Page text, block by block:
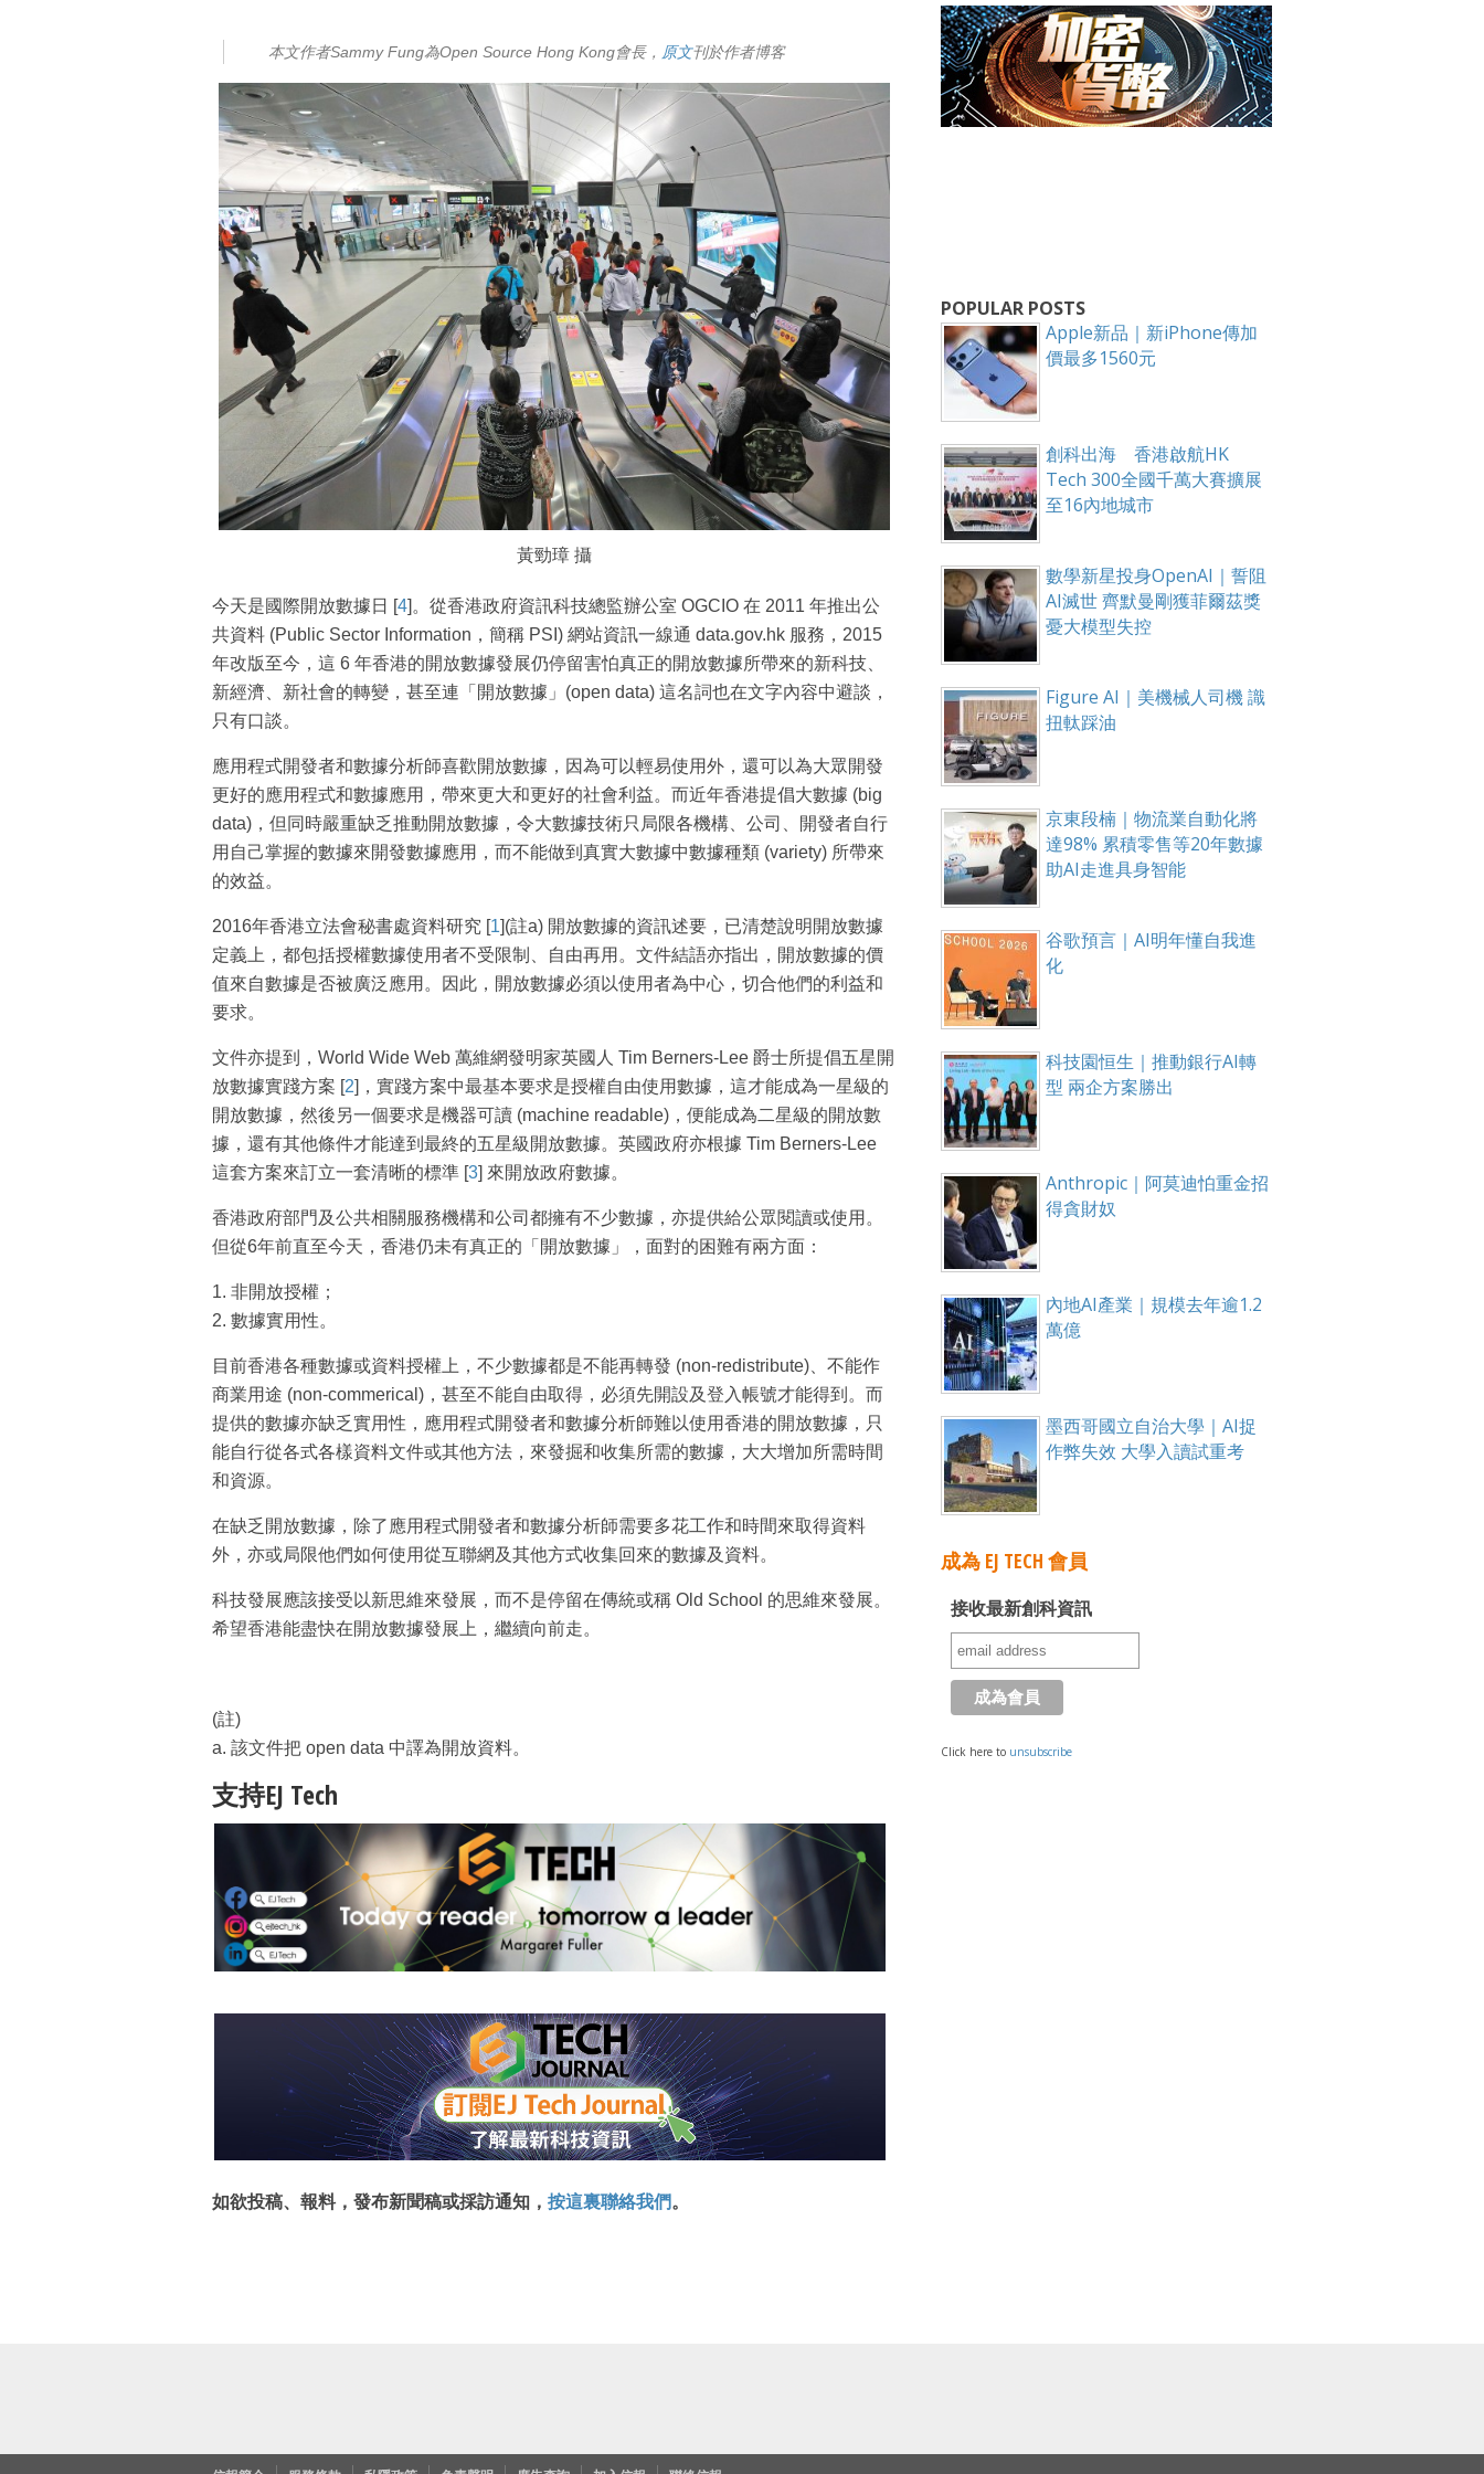
本文作者Sammy Fung為Open Source Hong Kong會長， 原文刊於作者博客
黃勁璋 攝
今天是國際開放數據日 [4]。從香港政府資訊科技總監辦公室 OGCIO 在 2011 年推出公
共資料 (Public Sector Information，簡稱 PSI) 網站資訊一線通 data.gov.hk 服務，2015
年改版至今，這 6 年香港的開放數據發展仍停留害怕真正的開放數據所帶來的新科技、
新經濟、新社會的轉變，甚至連「開放數據」(open data) 這名詞也在文字內容中避談，
只有口談。
應用程式開發者和數據分析師喜歡開放數據，因為可以輕易使用外，還可以為大眾開發
更好的應用程式和數據應用，帶來更大和更好的社會利益。而近年香港提倡大數據 (big
data)，但同時嚴重缺乏推動開放數據，令大數據技術只局限各機構、公司、開發者自行
用自己掌握的數據來開發數據應用，而不能做到真實大數據中數據種類 (variety) 所帶來
的效益。
2016年香港立法會秘書處資料研究 [1](註a) 開放數據的資訊述要，已清楚說明開放數據
定義上，都包括授權數據使用者不受限制、自由再用。文件結語亦指出，開放數據的價
值來自數據是否被廣泛應用。因此，開放數據必須以使用者為中心，切合他們的利益和
要求。
文件亦提到，World Wide Web 萬維網發明家英國人 Tim Berners-Lee 爵士所提倡五星開
放數據實踐方案 [2]，實踐方案中最基本要求是授權自由使用數據，這才能成為一星級的
開放數據，然後另一個要求是機器可讀 (machine readable)，便能成為二星級的開放數
據，還有其他條件才能達到最終的五星級開放數據。英國政府亦根據 Tim Berners-Lee
這套方案來訂立一套清晰的標準 [3] 來開放政府數據。
香港政府部門及公共相關服務機構和公司都擁有不少數據，亦提供給公眾閱讀或使用。
但從6年前直至今天，香港仍未有真正的「開放數據」，面對的困難有兩方面：
1. 非開放授權；
2. 數據實用性。
目前香港各種數據或資料授權上，不少數據都是不能再轉發 (non-redistribute)、不能作
商業用途 (non-commerical)，甚至不能自由取得，必須先開設及登入帳號才能得到。而
提供的數據亦缺乏實用性，應用程式開發者和數據分析師難以使用香港的開放數據，只
能自行從各式各樣資料文件或其他方法，來發掘和收集所需的數據，大大增加所需時間
和資源。
在缺乏開放數據，除了應用程式開發者和數據分析師需要多花工作和時間來取得資料
外，亦或局限他們如何使用從互聯網及其他方式收集回來的數據及資料。
科技發展應該接受以新思維來發展，而不是停留在傳統或稱 Old School 的思維來發展。
希望香港能盡快在開放數據發展上，繼續向前走。
(註)
a. 該文件把 open data 中譯為開放資料。
支持EJ Tech
如欲投稿、報料，發布新聞稿或採訪通知， 按這裏聯絡我們。
POPULAR POSTS
Apple新品｜新iPhone傳加
價最多1560元
創科出海 香港啟航HK
Tech 300全國千萬大賽擴展
至16內地城市
數學新星投身OpenAI｜誓阻
AI滅世 齊默曼剛獲菲爾茲獎
憂大模型失控
Figure AI｜美機械人司機 識
扭軚踩油
京東段楠｜物流業自動化將
達98% 累積零售等20年數據
助AI走進具身智能
谷歌預言｜AI明年懂自我進
化
科技園恒生｜推動銀行AI轉
型 兩企方案勝出
Anthropic｜阿莫迪怕重金招
得貪財奴
內地AI產業｜規模去年逾1.2
萬億
墨西哥國立自治大學｜AI捉
作弊失效 大學入讀試重考
成為 EJ TECH 會員
接收最新創科資訊
Click here to unsubscribe
成為 EJ Tech 會員
最新資訊（附創業懶人包），直達郵箱！